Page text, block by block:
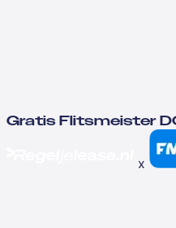
Gratis Flitsmeister
x